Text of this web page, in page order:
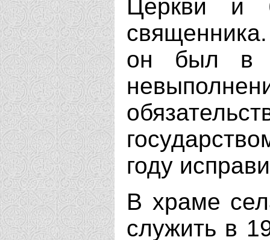
Церкви и
он был в
году
В храме
служить в